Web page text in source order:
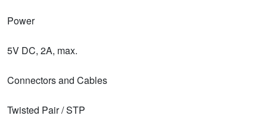
Power
5V DC, 2A, max.
Connectors and Cables
Twisted Pair / STP